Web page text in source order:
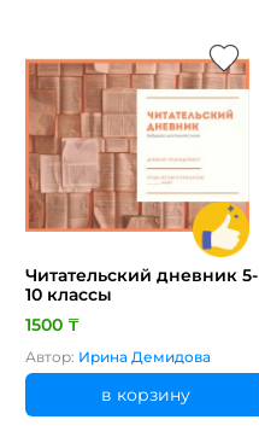
Читательский дневник 5-
10 классы
1500 ₸
Автор: Ирина Демидова
в корзину